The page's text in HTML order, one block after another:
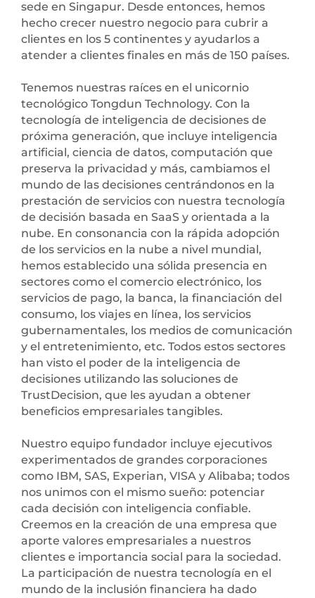
sede en Singapur. Desde entonces, hemos
hecho crecer nuestro negocio para cubrir a
clientes en los 5 continentes y ayudarlos a
atender a clientes finales en más de 150 países.
Tenemos nuestras raíces en el unicornio
tecnológico Tongdun Technology. Con la
tecnología de inteligencia de decisiones de
próxima generación, que incluye inteligencia
artificial, ciencia de datos, computación que
preserva la privacidad y más, cambiamos el
mundo de las decisiones centrándonos en la
prestación de servicios con nuestra tecnología
de decisión basada en SaaS y orientada a la
nube. En consonancia con la rápida adopción
de los servicios en la nube a nivel mundial,
hemos establecido una sólida presencia en
sectores como el comercio electrónico, los
servicios de pago, la banca, la financiación del
consumo, los viajes en línea, los servicios
gubernamentales, los medios de comunicación
y el entretenimiento, etc. Todos estos sectores
han visto el poder de la inteligencia de
decisiones utilizando las soluciones de
TrustDecision, que les ayudan a obtener
beneficios empresariales tangibles.
Nuestro equipo fundador incluye ejecutivos
experimentados de grandes corporaciones
como IBM, SAS, Experian, VISA y Alibaba; todos
nos unimos con el mismo sueño: potenciar
cada decisión con inteligencia confiable.
Creemos en la creación de una empresa que
aporte valores empresariales a nuestros
clientes e importancia social para la sociedad.
La participación de nuestra tecnología en el
mundo de la inclusión financiera ha dado